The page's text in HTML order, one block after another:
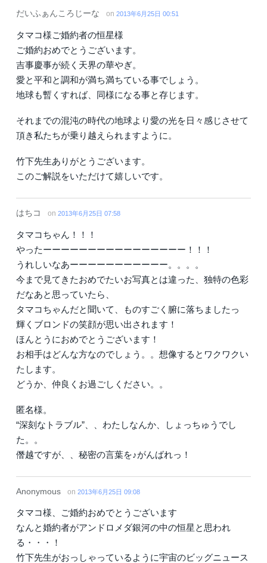
だいふぁんころじーな on 2013年6月25日 00:51
タマコ様ご婚約者の恒星様
ご婚約おめでとうございます。
吉事慶事が続く天界の華やぎ。
愛と平和と調和が満ち満ちている事でしょう。
地球も暫くすれば、同様になる事と存じます。
それまでの混沌の時代の地球より愛の光を日々感じさせて
頂き私たちが乗り越えられますように。
竹下先生ありがとうございます。
このご解説をいただけて嬉しいです。
はちコ on 2013年6月25日 07:58
タマコちゃん！！！
やったーーーーーーーーーーーーーーーー！！！
うれしいなあーーーーーーーーーーー。。。。
今まで見てきたおめでたいお写真とは違った、独特の色彩
だなあと思っていたら、
タマコちゃんだと聞いて、ものすごく腑に落ちましたっ
輝くブロンドの笑顔が思い出されます！
ほんとうにおめでとうございます！
お相手はどんな方なのでしょう。。想像するとワクワクい
たします。
どうか、仲良くお過ごしください。。
匿名様。
“深刻なトラブル”、、わたしなんか、しょっちゅうでし
た。。
僭越ですが、、秘密の言葉を♪がんばれっ！
Anonymous on 2013年6月25日 09:08
タマコ様、ご婚約おめでとうございます
なんと婚約者がアンドロメダ銀河の中の恒星と思われ
る・・・！
竹下先生がおっしゃっているように宇宙のビッグニュース